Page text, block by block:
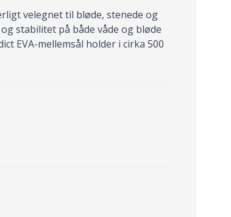
velegnet til bløde, stenede og
stabilitet på både våde og bløde
EVA-mellemsål holder i cirka 500